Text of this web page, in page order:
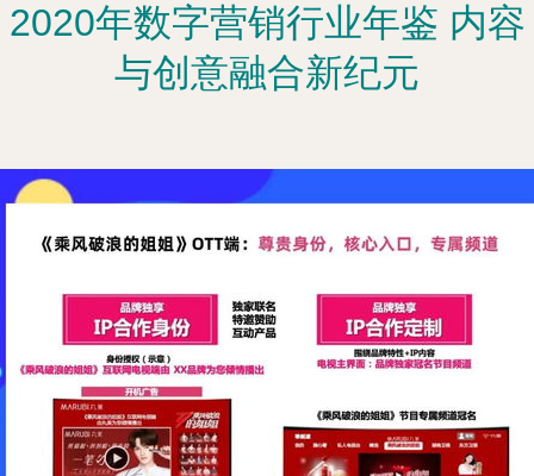
2020年数字营销行业年鉴 内容
与创意融合新纪元